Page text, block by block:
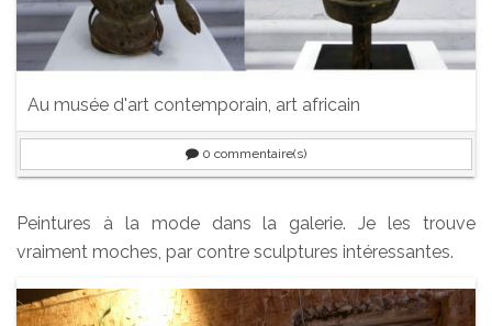
Au musée d'art contemporain, art africain
0 commentaire(s)
Peintures à la mode dans la galerie. Je les trouve
vraiment moches, par contre sculptures intéressantes.